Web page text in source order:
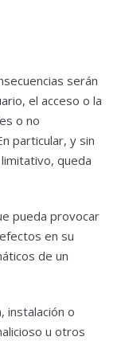
serán
el acceso o la
o no
particular, y sin
queda
pueda provocar
en su
de un
instalación o
u otros